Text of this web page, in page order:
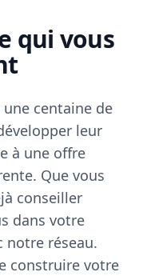
qui vous
centaine de
leur
à une offre
Que vous
conseiller
dans votre
notre réseau.
construire votre